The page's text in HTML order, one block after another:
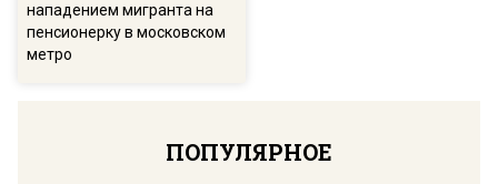
нападением мигранта на
пенсионерку в московском
метро
ПОПУЛЯРНОЕ